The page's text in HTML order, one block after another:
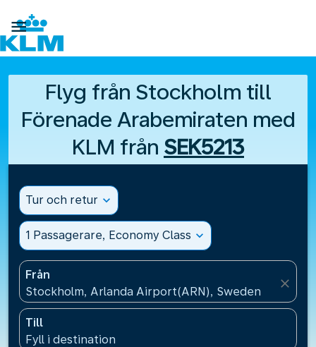

Flyg från Stockholm till
Förenade Arabemiraten med
KLM från SEK5213
Tur och retur expand_more
1 Passagerare, Economy Class expand_more
Från
Stockholm, Arlanda Airport(ARN), Sweden
close
Till
Fyll i destination